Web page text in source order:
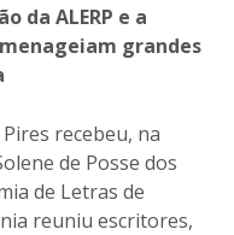
da ALERP e a
grandes
recebeu, na
de Posse dos
de Letras de
reuniu escritores,